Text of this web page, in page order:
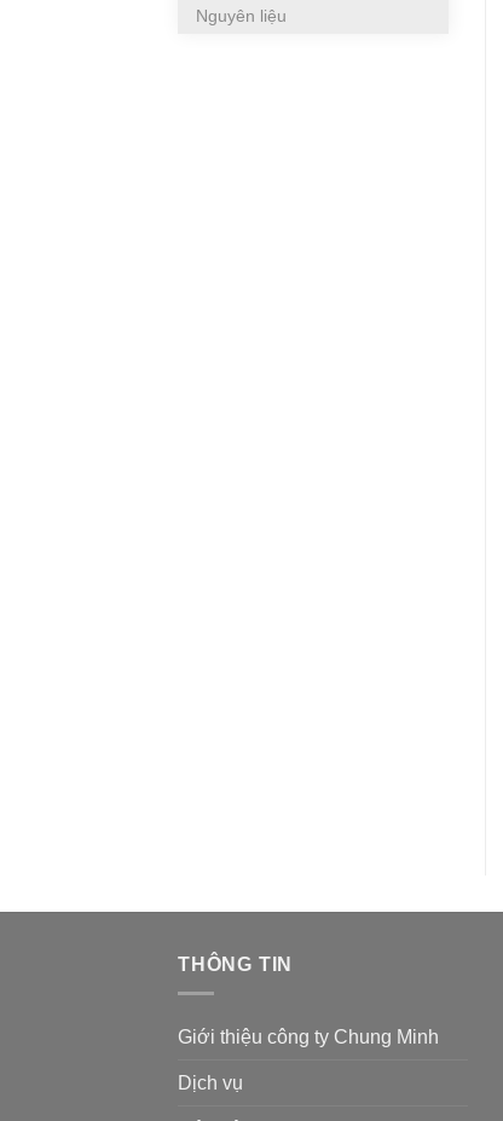
Nguyên liệu
THÔNG TIN
Giới thiệu công ty Chung Minh
Dịch vụ